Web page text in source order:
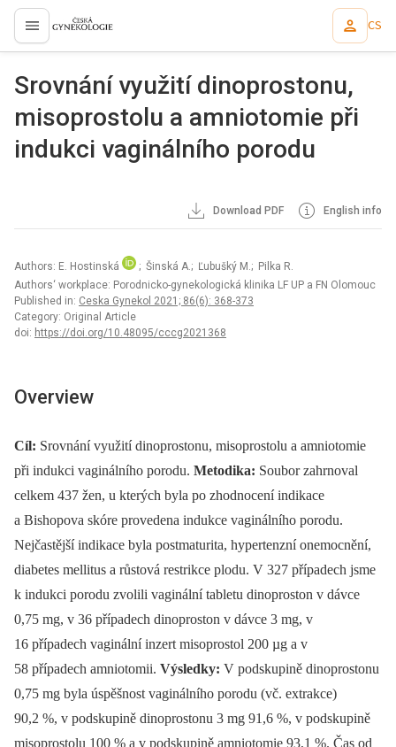
proLékaře.cz CS
Srovnání využití dinoprostonu,
misoprostolu a amniotomie při
indukci vaginálního porodu
Download PDF English info
Authors: E. Hostinská
; Šinská A.; Ľubušký M.; Pilka R.
Authors‘ workplace: Porodnicko-gynekologická klinika LF UP a FN Olomouc
Published in: Ceska Gynekol 2021; 86(6): 368-373
Category: Original Article
doi: https://doi.org/10.48095/cccg2021368
Overview
Cíl: Srovnání využití dinoprostonu, misoprostolu a amniotomie
při indukci vaginálního porodu. Metodika: Soubor zahrnoval
celkem 437 žen, u kterých byla po zhodnocení indikace
a Bishopova skóre provedena indukce vaginálního porodu.
Nejčastější indikace byla postmaturita, hypertenzní onemocnění,
diabetes mellitus a růstová restrikce plodu. V 327 případech jsme
k indukci porodu zvolili vaginální tabletu dinoproston v dávce
0,75 mg, v 36 případech dinoproston v dávce 3 mg, v
16 případech vaginální inzert misoprostol 200 µg a v
58 případech amniotomii. Výsledky: V podskupině dinoprostonu
0,75 mg byla úspěšnost vaginálního porodu (vč. extrakce)
90,2 %, v podskupině dinoprostonu 3 mg 91,6 %, v podskupině
misoprostolu 100 % a v podskupině amniotomie 93,1 %. Čas od